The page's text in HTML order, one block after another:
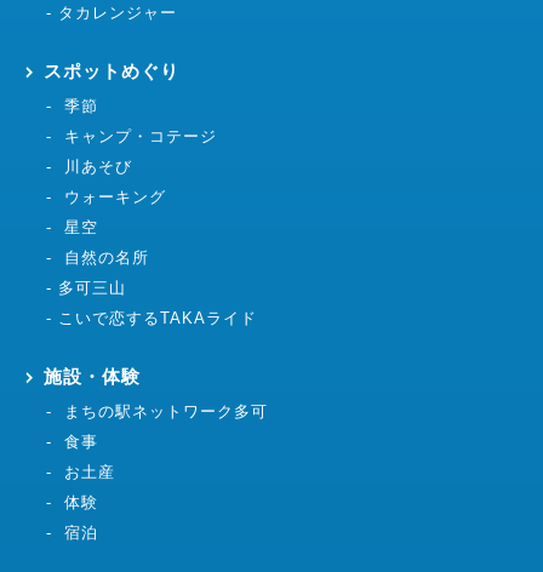
タカレンジャー
スポットめぐり
季節
キャンプ・コテージ
川あそび
ウォーキング
星空
自然の名所
多可三山
こいで恋するTAKAライド
施設・体験
まちの駅ネットワーク多可
食事
お土産
体験
宿泊